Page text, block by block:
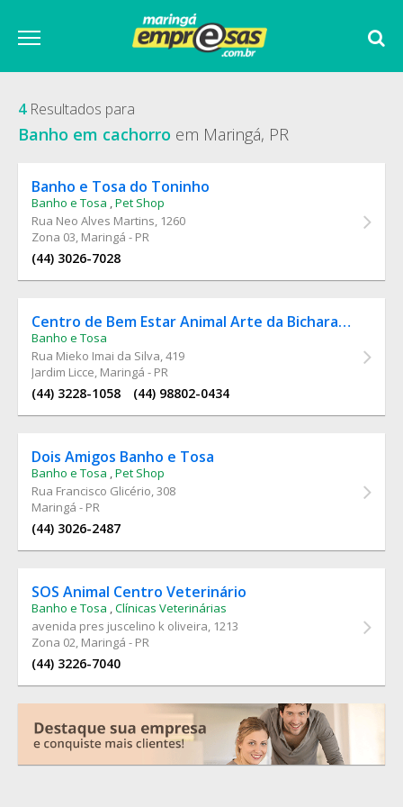
4Resultados para
Banho em cachorro em Maringá, PR
Banho e Tosa do Toninho
Banho e Tosa ,Pet Shop
Rua Neo Alves Martins, 1260
Zona 03, Maringá - PR
(44) 3026-7028
Centro de Bem Estar Animal Arte da Bicharada
Banho e Tosa
Rua Mieko Imai da Silva, 419
Jardim Licce, Maringá - PR
(44) 3228-1058 (44) 98802-0434
Dois Amigos Banho e Tosa
Banho e Tosa ,Pet Shop
Rua Francisco Glicério, 308
Maringá - PR
(44) 3026-2487
SOS Animal Centro Veterinário
Banho e Tosa ,Clínicas Veterinárias
avenida pres juscelino k oliveira, 1213
Zona 02, Maringá - PR
(44) 3226-7040